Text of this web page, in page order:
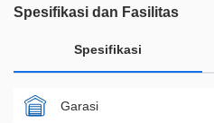
Spesifikasi dan Fasilitas
Spesifikasi
Garasi